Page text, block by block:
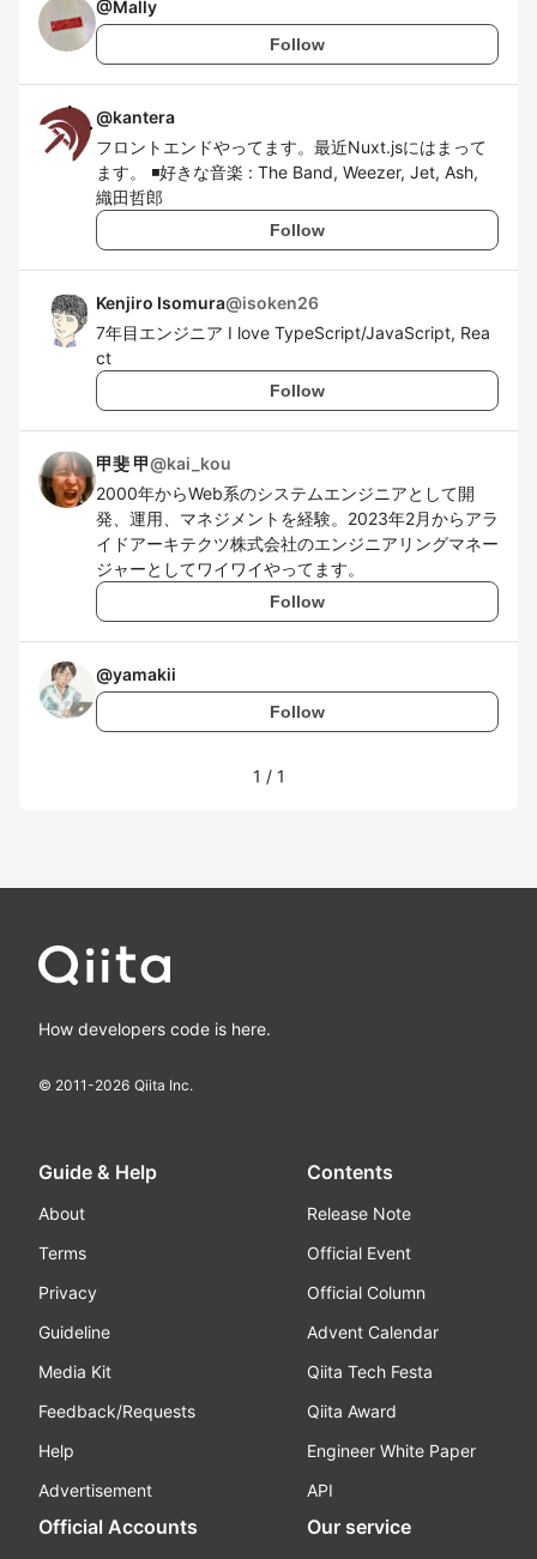
@Mally
Follow
@kantera
フロントエンドやってます。最近Nuxt.jsにはまって
ます。 ◾️好きな音楽 : The Band, Weezer, Jet, Ash,
織田哲郎
Follow
Kenjiro Isomura@isoken26
7年目エンジニア I love TypeScript/JavaScript, Rea
ct
Follow
甲斐 甲@kai_kou
2000年からWeb系のシステムエンジニアとして開
発、運用、マネジメントを経験。2023年2月からアラ
イドアーキテクツ株式会社のエンジニアリングマネー
ジャーとしてワイワイやってます。
Follow
@yamakii
Follow
1 / 1
How developers code is here.
© 2011-2026 Qiita Inc.
Guide & Help
About
Terms
Privacy
Guideline
Media Kit
Feedback/Requests
Help
Advertisement
Contents
Release Note
Official Event
Official Column
Advent Calendar
Qiita Tech Festa
Qiita Award
Engineer White Paper
API
Official Accounts Our service